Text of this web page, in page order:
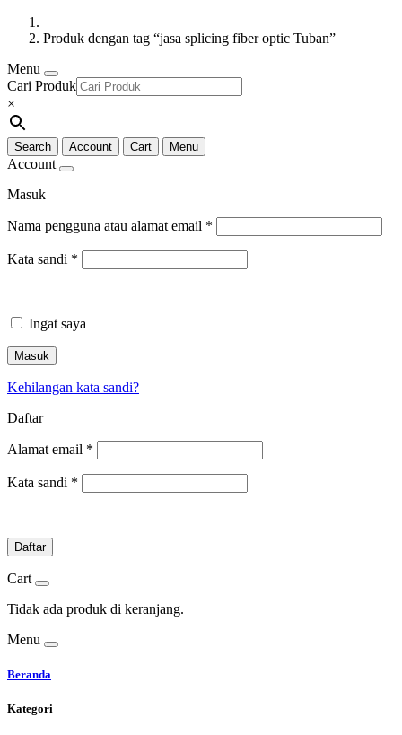
Produk dengan tag “jasa splicing fiber optic Tuban”
Menu
Cari Produk
×
Search Account Cart Menu
Account
Masuk
Nama pengguna atau alamat email *
Kata sandi *
Ingat saya
Masuk
Kehilangan kata sandi?
Daftar
Alamat email *
Kata sandi *
Daftar
Cart
Tidak ada produk di keranjang.
Menu
Beranda
Kategori